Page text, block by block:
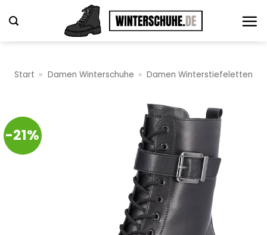
Inhalt
springen
Start » Damen Winterschuhe » Damen Winterstiefeletten
-21%